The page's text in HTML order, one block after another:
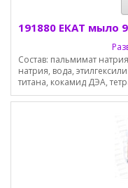
191880 ЕКАТ мыло
Состав: пальмимат
натрия, вода,
титана, кокамид ДЭА,